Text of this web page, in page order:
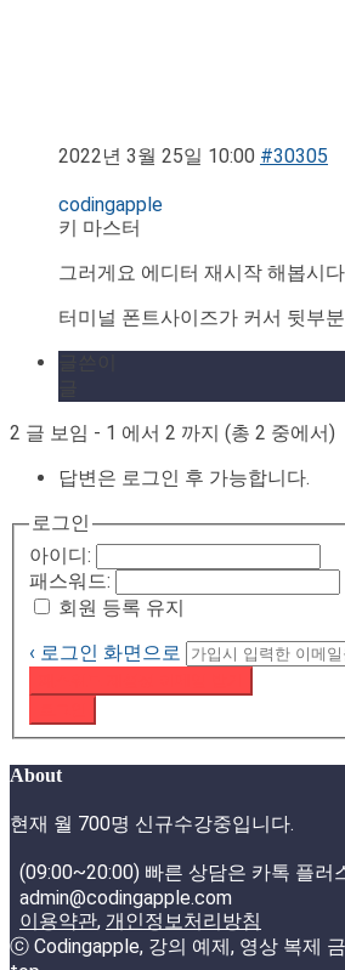
2022년 3월 25일 10:00 #30305
codingapple
키 마스터
그러게요 에디터 재시작 해봅시다
터미널 폰트사이즈가 커서 뒷부
2 글 보임 - 1 에서 2 까지 (총 2 중에서)
답변은 로그인 후 가능합니다.
로그인
아이디:
패스워드:
회원 등록 유지
‹ 로그인 화면으로
About
현재 월 700명 신규수강중입니다.
(09:00~20:00) 빠른 상담은 카톡 플러
admin@codingapple.com
이용약관, 개인정보처리방침
ⓒ Codingapple, 강의 예제, 영상 복제 금